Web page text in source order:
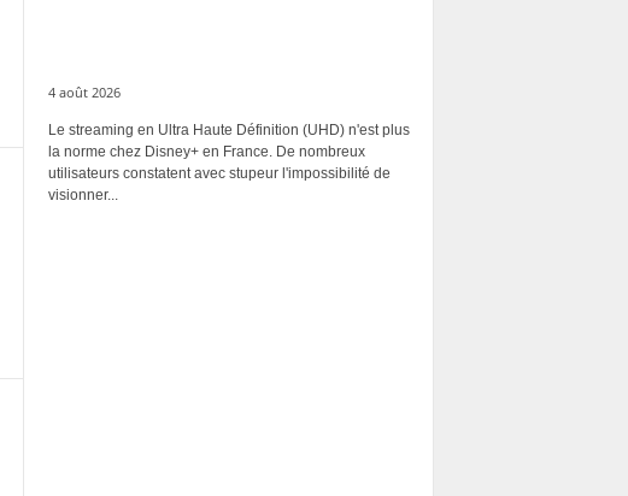
4 août 2026
Le streaming en Ultra Haute Définition (UHD) n'est plus
la norme chez Disney+ en France. De nombreux
utilisateurs constatent avec stupeur l'impossibilité de
visionner...